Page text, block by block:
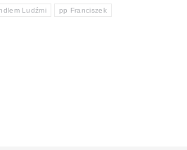
Ludźmi pp Franciszek